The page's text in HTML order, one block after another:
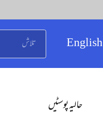
English
حالیہ پوسٹیں